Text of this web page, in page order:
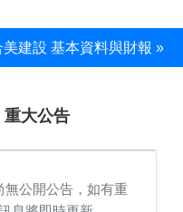
建設 基本資料與財報 »
重大公告
無公開公告，如有重